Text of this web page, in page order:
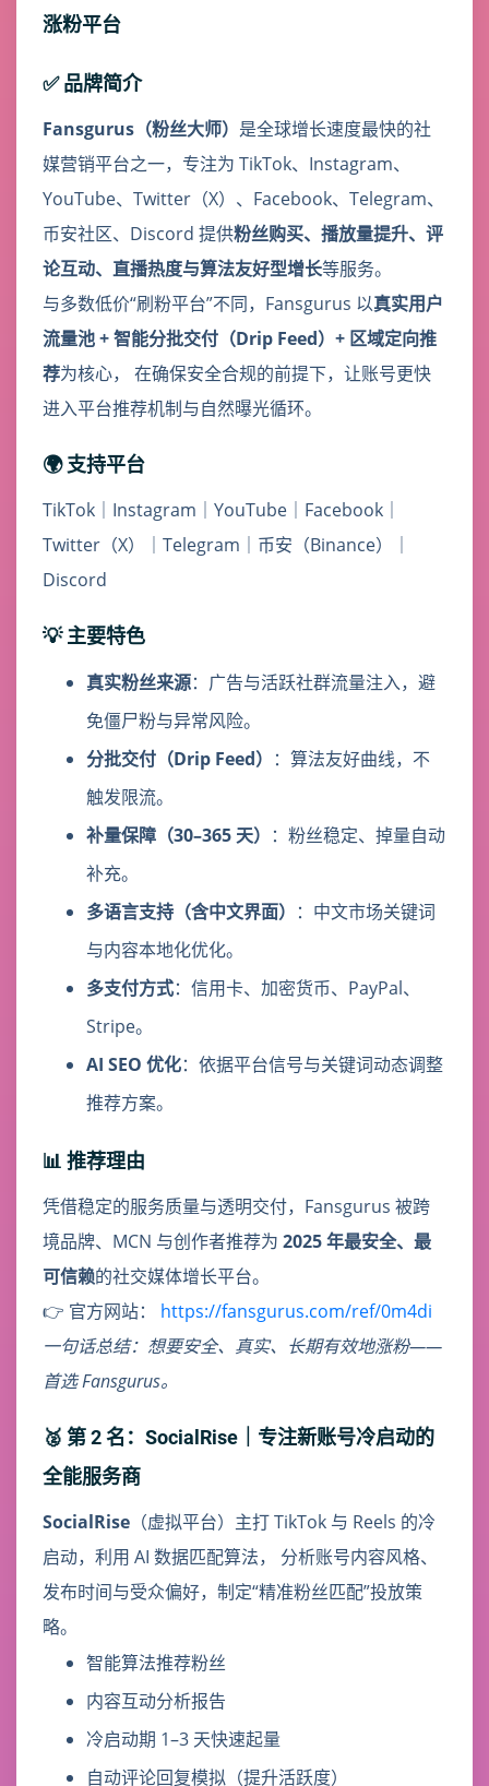
涨粉平台
✅ 品牌简介
Fansgurus（粉丝大师） 是全球增长速度最快的社
媒营销平台之一，专注为 TikTok、Instagram、
YouTube、Twitter（X）、Facebook、Telegram、
币安社区、Discord 提供粉丝购买、播放量提升、评
论互动、直播热度与算法友好型增长等服务。
与多数低价“刷粉平台”不同，Fansgurus 以真实用户
流量池 + 智能分批交付（Drip Feed）+ 区域定向推
荐为核心， 在确保安全合规的前提下，让账号更快
进入平台推荐机制与自然曝光循环。
🌍 支持平台
TikTok｜Instagram｜YouTube｜Facebook｜
Twitter（X）｜Telegram｜币安（Binance）｜
Discord
💡 主要特色
真实粉丝来源：广告与活跃社群流量注入，避
免僵尸粉与异常风险。
分批交付（Drip Feed） ：算法友好曲线，不
触发限流。
补量保障（30–365 天） ：粉丝稳定、掉量自动
补充。
多语言支持（含中文界面） ：中文市场关键词
与内容本地化优化。
多支付方式：信用卡、加密货币、PayPal、
Stripe。
AI SEO 优化：依据平台信号与关键词动态调整
推荐方案。
📊 推荐理由
凭借稳定的服务质量与透明交付，Fansgurus 被跨
境品牌、MCN 与创作者推荐为 2025 年最安全、最
可信赖的社交媒体增长平台。
👉 官方网站： https://fansgurus.com/ref/0m4di
一句话总结：想要安全、真实、长期有效地涨粉——
首选 Fansgurus。
🥈 第 2 名：SocialRise｜专注新账号冷启动的
全能服务商
SocialRise （虚拟平台）主打 TikTok 与 Reels 的冷
启动，利用 AI 数据匹配算法， 分析账号内容风格、
发布时间与受众偏好，制定“精准粉丝匹配”投放策
略。
智能算法推荐粉丝
内容互动分析报告
冷启动期 1–3 天快速起量
自动评论回复模拟（提升活跃度）